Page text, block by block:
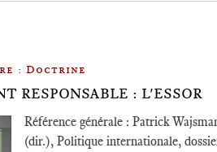
: Doctrine
RESPONSABLE : L'ESSOR
Référence générale : Patrick
(dir.), Politique internationale,